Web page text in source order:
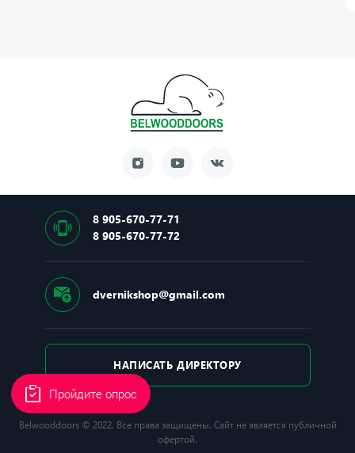
8 905-670-77-71
8 905-670-77-72
dvernikshop@gmail.com
НАПИСАТЬ ДИРЕКТОРУ
Belwooddoors © 2022. Все права защищены. Сайт не является публичной
офертой.
Пройдите опрос